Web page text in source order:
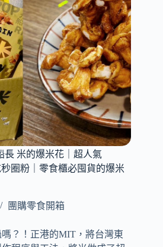
食
組
｜
你
嘴
饞
時
的
營
養
師
｜
精
選
好
零
食
長 米的爆米花｜超人氣
圈粉｜零食櫃必囤貨的爆米
團購零食開箱
？！正港的MIT，將台灣東